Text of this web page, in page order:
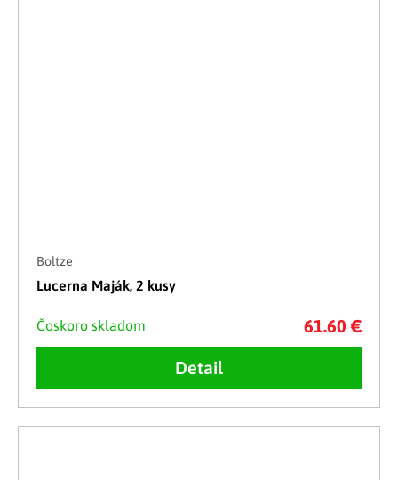
Boltze
Lucerna Maják, 2 kusy
Čoskoro skladom 61.60 €
Detail